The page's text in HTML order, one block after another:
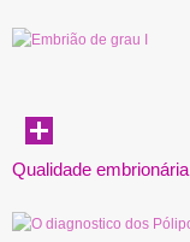
Qualidade embrionária